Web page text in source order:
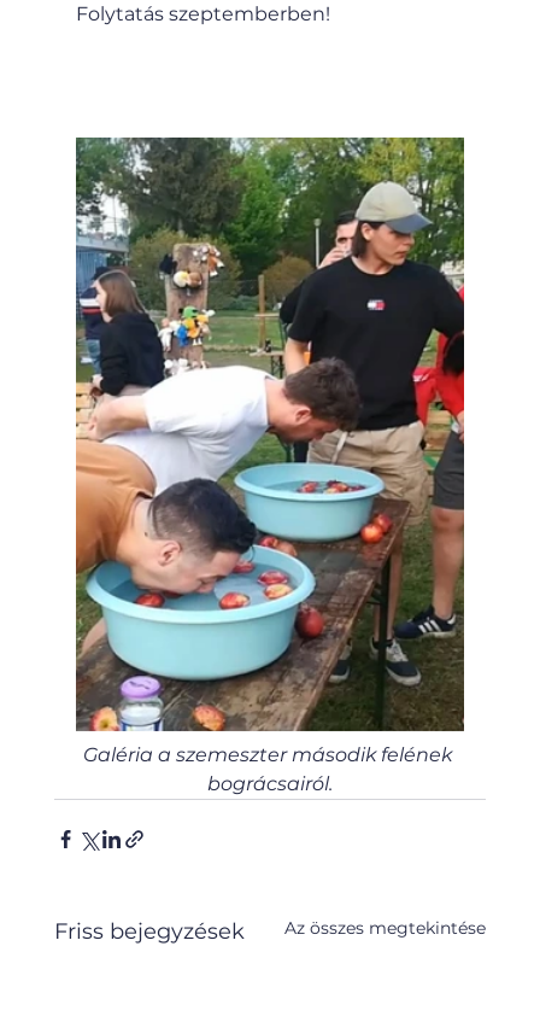
Folytatás szeptemberben!
Galéria a szemeszter második felének
bográcsairól.
Friss bejegyzések Az összes megtekintése